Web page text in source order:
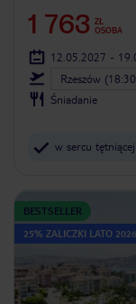
1 763 ZŁ
OSOBA
12.05.2027 -
Rzeszów
Śniadanie
w sercu
BESTSELLER
25% ZALICZKI LATO 2026